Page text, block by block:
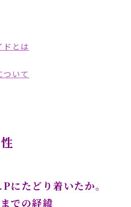
ドとは
いて
にたどり着いたか。
での経緯